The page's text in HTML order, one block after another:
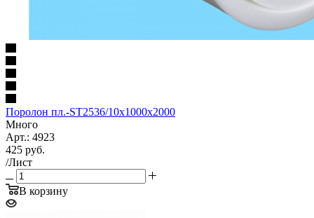
Поролон пл.-ST2536/10х1000х2000
Много
Арт.: 4923
425 руб.
/Лист
В корзину